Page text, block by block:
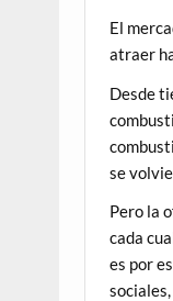
El
atraer
Desde
se
Pero la
cada
es por